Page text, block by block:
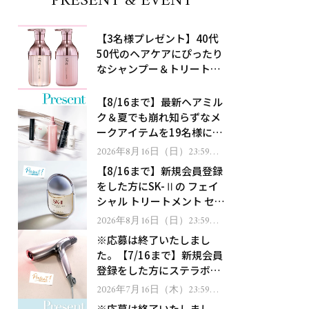
【3名様プレゼント】40代
50代のヘアケアにぴったり
なシャンプー＆トリートメ
処！
【8/16まで】最新ヘアミル
ク＆夏でも崩れ知らずなメ
ークアイテムを19名様にプ
レゼント！
2026年8月16日（日）23:59ま
で【8/16まで】新規会員登録
をした方にSK-Ⅱの フェイ
シャル トリートメント セラ
ムをプレゼント！
2026年8月16日（日）23:59ま
※応募は終了いたしまし
た。【7/16まで】新規会員
登録をした方にステラボー
テのシャインリバース ヘア
2026年7月16日（木）23:59ま